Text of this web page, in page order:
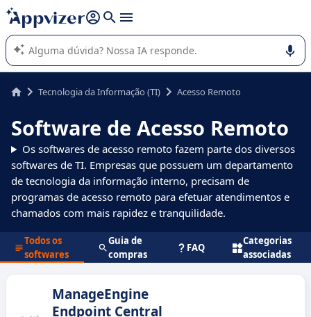
de nossa IA (várias linhas com
A IA do Appvizer o orienta no uso ou na seleção de software
SaaS para sua empresa.
Tecnologia da Informação (TI) Acesso Remoto
Software de Acesso Remoto
Os softwares de acesso remoto fazem parte dos diversos
softwares de TI. Empresas que possuem um departamento
de tecnologia da informação interno, precisam de
programas de acesso remoto para efetuar atendimentos e
chamados com mais rapidez e tranquilidade.
Todos os
softwares
Guia de
compras
FAQ
Categorias
associadas
ManageEngine
Endpoint Central